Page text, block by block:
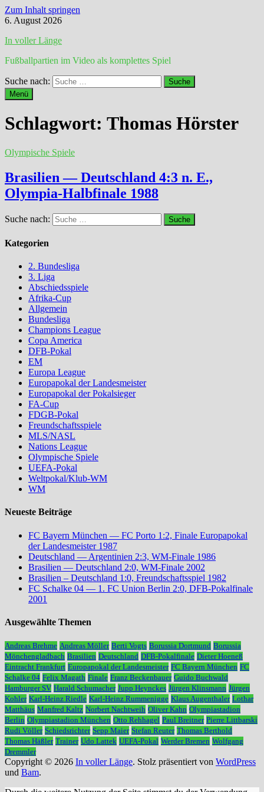
Zum Inhalt springen
6. August 2026
In voller Länge
Fußballpartien im Video als komplettes Spiel
Suche nach:
Menü
Schlagwort: Thomas Hörster
Olympische Spiele
Brasilien — Deutschland 4:3 n. E.,
Olympia-Halbfinale 1988
Suche nach:
Kategorien
2. Bundesliga
3. Liga
Abschiedsspiele
Afrika-Cup
Allgemein
Bundesliga
Champions League
Copa America
DFB-Pokal
EM
Europa League
Europapokal der Landesmeister
Europapokal der Pokalsieger
FA-Cup
FDGB-Pokal
Freundschaftsspiele
MLS/NASL
Nations League
Olympische Spiele
UEFA-Pokal
Weltpokal/Klub-WM
WM
Neueste Beiträge
FC Bayern München — FC Porto 1:2, Finale Europapokal
der Landesmeister 1987
Deutschland — Argentinien 2:3, WM-Finale 1986
Brasilien — Deutschland 2:0, WM-Finale 2002
Brasilien – Deutschland 1:0, Freundschaftsspiel 1982
FC Schalke 04 — 1. FC Union Berlin 2:0, DFB-Pokalfinale
2001
Ausgewählte Themen
Andreas Brehme Andreas Möller Berti Vogts Borussia Dortmund Borussia
Mönchengladbach Brasilien Deutschland DFB-Pokalfinale Dieter Hoeneß
Eintracht Frankfurt Europapokal der Landesmeister FC Bayern München FC
Schalke 04 Felix Magath Finale Franz Beckenbauer Guido Buchwald
Hamburger SV Harald Schumacher Jupp Heynckes Jürgen Klinsmann Jürgen
Kohler Karl-Heinz Riedle Karl-Heinz Rummenigge Klaus Augenthaler Lothar
Matthäus Manfred Kaltz Norbert Nachtweih Oliver Kahn Olympiastadion
Berlin Olympiastadion München Otto Rehhagel Paul Breitner Pierre Littbarski
Rudi Völler Schiedsrichter Sepp Maier Stefan Reuter Thomas Berthold
Thomas Häßler Trainer Udo Lattek UEFA-Pokal Werder Bremen Wolfgang
Dremmler
Copyright © 2026 In voller Länge. Stolz präsentiert von WordPress
und Bam.